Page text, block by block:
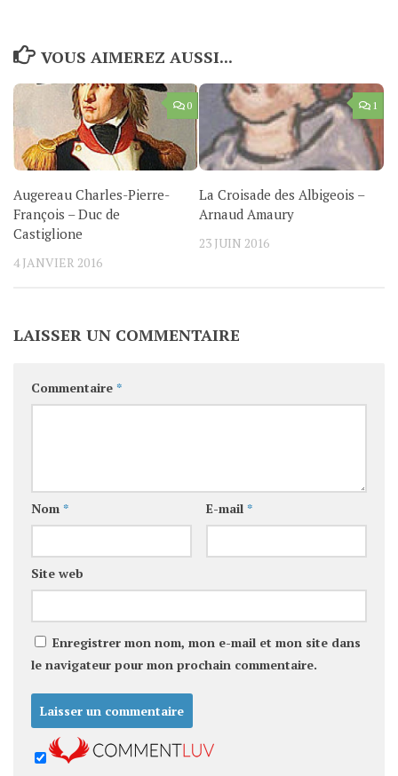
VOUS AIMEREZ AUSSI...
0
Augereau Charles-Pierre-
François – Duc de
Castiglione
4 JANVIER 2016
1
La Croisade des Albigeois –
Arnaud Amaury
23 JUIN 2016
LAISSER UN COMMENTAIRE
Commentaire *
Nom * E-mail *
Site web
Enregistrer mon nom, mon e-mail et mon site dans
le navigateur pour mon prochain commentaire.